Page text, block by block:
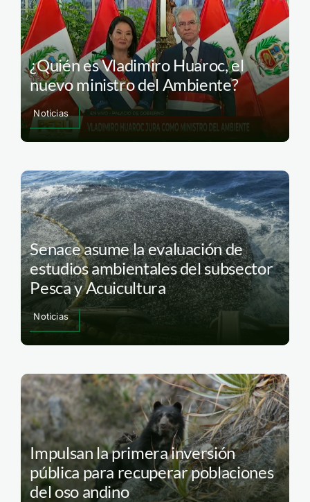
¿Quién es Vladimiro Huaroc, el
nuevo ministro del Ambiente?
Noticias
Senace asume la evaluación de
estudios ambientales del subsector
Pesca y Acuicultura
Noticias
Impulsan la primera inversión
pública para recuperar poblaciones
del oso andino